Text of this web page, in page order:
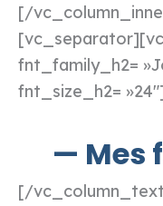
[/
fnt_family_h2=
fnt_size_h2=
— Mes
[/